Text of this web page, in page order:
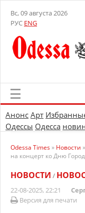
Вс, 09 августа 2026
РУС ENG
Анонс Арт
Одессы Одесса
Odessa Times» Новости »
на концерт ко Дню
НОВОСТИ /
22-08-2025, 22:21
Версия для печати